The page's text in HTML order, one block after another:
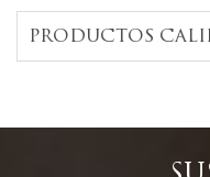
PRODUCTOS